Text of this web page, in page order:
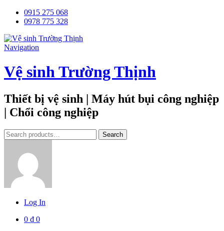
0915 275 068
0978 775 328
Navigation
Vệ sinh Trường Thịnh
Thiết bị vệ sinh | Máy hút bụi công nghiệp
| Chổi công nghiệp
Tìm
kiếm:
Search
Log In
0 ₫ 0